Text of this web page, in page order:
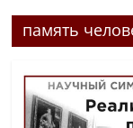
память